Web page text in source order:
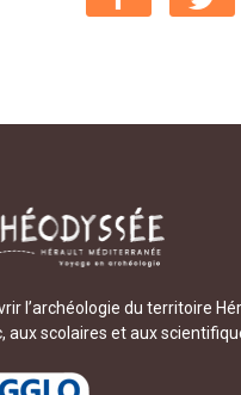
l’archéologie du territoire
aux scolaires et aux